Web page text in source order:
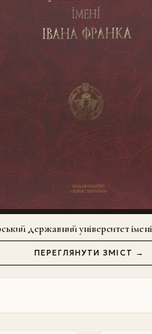
державний університет
ПЕРЕГЛЯНУТИ ЗМІСТ →